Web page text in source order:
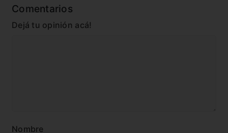
Comentarios
Dejá tu opinión acá!
Nombre